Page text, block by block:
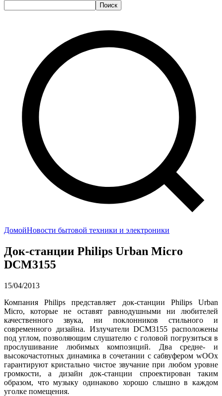
Поиск
ДомойНовости бытовой техники и электроники
Док-станции Philips Urban Micro
DCM3155
15/04/2013
Компания Philips представляет док-станции Philips Urban
Micro, которые не оставят равнодушными ни любителей
качественного звука, ни поклонников стильного и
современного дизайна. Излучатели DCM3155 расположены
под углом, позволяющим слушателю с головой погрузиться в
прослушивание любимых композиций. Два средне- и
высокочастотных динамика в сочетании с сабвуфером wOOx
гарантируют кристально чистое звучание при любом уровне
громкости, а дизайн док-станции спроектирован таким
образом, что музыку одинаково хорошо слышно в каждом
уголке помещения.